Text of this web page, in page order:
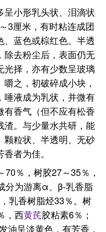
呈小形乳头状、泪滴状
3厘米，有时粘连成团
蓝色或棕红色。半透
除去粉尘后，表面仍无
光择，亦有少数呈玻璃
之，初破碎成小块，
唾液成为乳状，并微有
香气（但不应有松香
渣。与少量水共研，能
颗粒状、半透明、无砂
者为佳。
70％，树胶27～35％，
分为游离α、β-乳香脂
乳香树脂烃33％。树
，西黄芪胶粘素6％；
油呈淡黄色，有芳香，